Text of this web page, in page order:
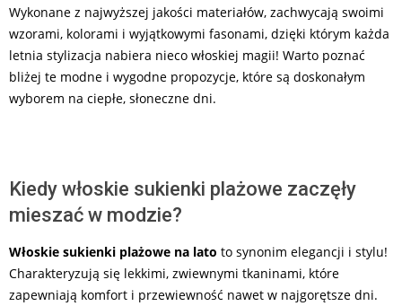
Wykonane z najwyższej jakości materiałów, zachwycają swoimi
wzorami, kolorami i wyjątkowymi fasonami, dzięki którym każda
letnia stylizacja nabiera nieco włoskiej magii! Warto poznać
bliżej te modne i wygodne propozycje, które są doskonałym
wyborem na ciepłe, słoneczne dni.
Kiedy włoskie sukienki plażowe zaczęły
mieszać w modzie?
Włoskie sukienki plażowe na lato to synonim elegancji i stylu!
Charakteryzują się lekkimi, zwiewnymi tkaninami, które
zapewniają komfort i przewiewność nawet w najgorętsze dni.